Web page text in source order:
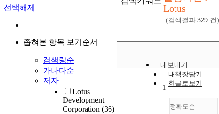
선택해제
좁혀본 항목 보기순서
검색량순
가나다순
저자
Lotus
Development
Corporation (36)
Lotus
(검색결과 329 건)
내보내기
내책장담기
한글로보기
정확도순
1